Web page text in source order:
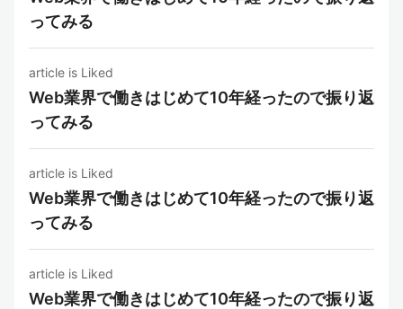
ってみる
article is Liked
Web業界で働きはじめて10年経ったので振り返
ってみる
article is Liked
Web業界で働きはじめて10年経ったので振り返
ってみる
article is Liked
Web業界で働きはじめて10年経ったので振り返